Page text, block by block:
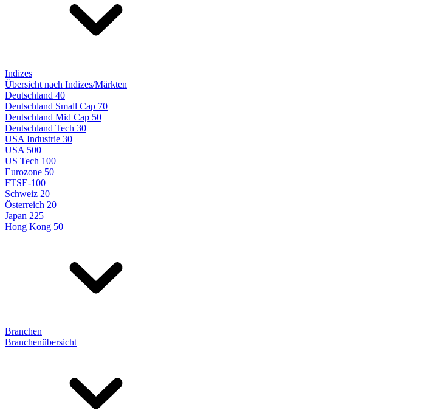
Indizes
Übersicht nach Indizes/Märkten
Deutschland 40
Deutschland Small Cap 70
Deutschland Mid Cap 50
Deutschland Tech 30
USA Industrie 30
USA 500
US Tech 100
Eurozone 50
FTSE-100
Schweiz 20
Österreich 20
Japan 225
Hong Kong 50
Branchen
Branchenübersicht